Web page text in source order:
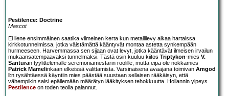
Pestilence: Doctrine
Mascot
Ei liene ensimmäinen saatika viimeinen kerta kun metallilevy alkaa hartaissa
kirkkotunnelmissa, jotka väistämättä kääntyvät montaa astetta synkempään
hurmeeseen. Harvemmassa sen sijaan ovat levyt, jotka kääntävät ilmeisen irvailun
mukaansatempaavaksi tunnelmaksi. Tästä osin kuuluu kiitos Triptykon-mies V.
Santuran tyylittelemälle seremoniamestarin roolille, mutta eipä ole nokkamies
Patrick Mamelinkaan elkeissä valittamista. Varsinaisena avaajana toimivan Amgod
:n rysähtäessä käyntiin mies päästää suustaan sellaisen rääkäisyn, että
vähempikin saisi epäilemään määrätyn lääkityksen tehokkuutta. Hollannin ylpeys
Pestilence on toden teolla palannut.